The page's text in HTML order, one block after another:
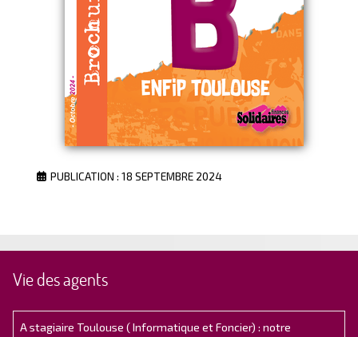
PUBLICATION : 18 SEPTEMBRE 2024
Vie des agents
A stagiaire Toulouse ( Informatique et Foncier) : notre